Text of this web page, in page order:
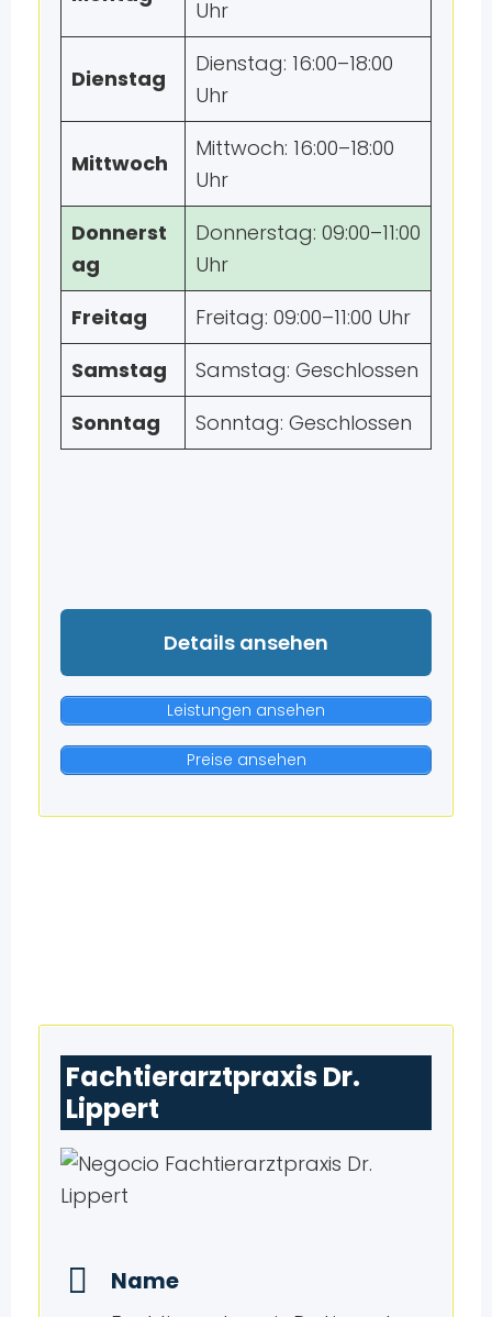
Uhr
Dienstag
Dienstag: 16:00–18:00
Uhr
Mittwoch
Mittwoch: 16:00–18:00
Uhr
Donnerst
ag
Donnerstag: 09:00–11:00
Uhr
Freitag
Freitag: 09:00–11:00 Uhr
Samstag
Samstag: Geschlossen
Sonntag
Sonntag: Geschlossen
Details ansehen
Leistungen ansehen
Preise ansehen
Fachtierarztpraxis Dr.
Lippert
Name